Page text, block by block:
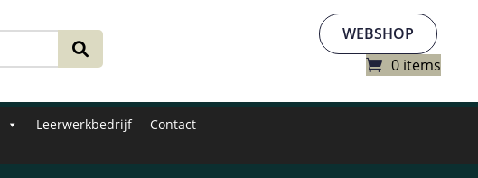
WEBSHOP
0 items
Leerwerkbedrijf Contact